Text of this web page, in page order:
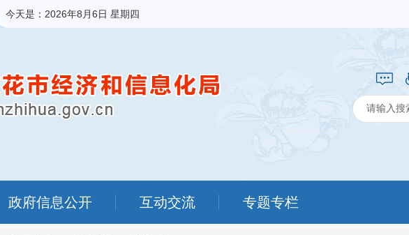
今天是： 2026年8月6日 星期四
政府信息公开 互动交流 专题专栏